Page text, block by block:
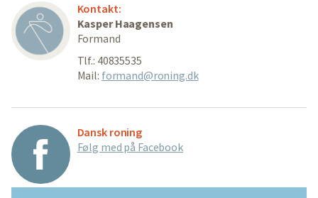
Kontakt:
Kasper Haagensen
Formand
Tlf.: 40835535
Mail: formand@roning.dk
Dansk roning
Følg med på Facebook